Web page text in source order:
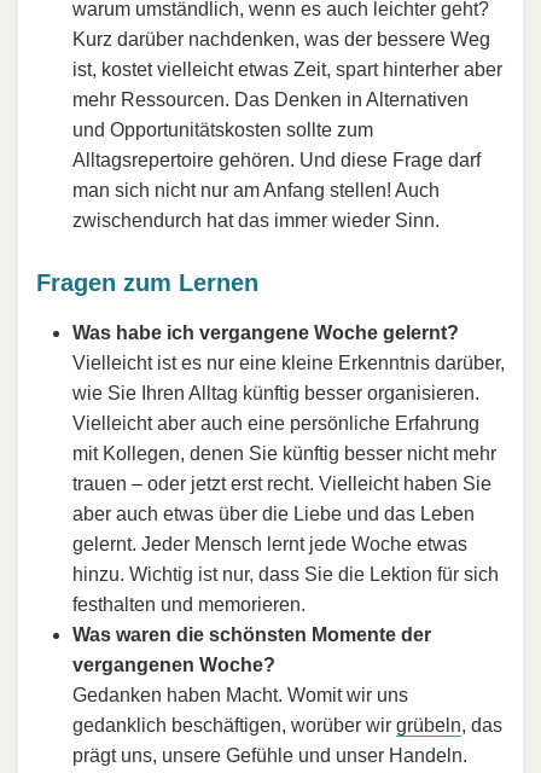
warum umständlich, wenn es auch leichter geht?
Kurz darüber nachdenken, was der bessere Weg
ist, kostet vielleicht etwas Zeit, spart hinterher aber
mehr Ressourcen. Das Denken in Alternativen
und Opportunitätskosten sollte zum
Alltagsrepertoire gehören. Und diese Frage darf
man sich nicht nur am Anfang stellen! Auch
zwischendurch hat das immer wieder Sinn.
Fragen zum Lernen
Was habe ich vergangene Woche gelernt?
Vielleicht ist es nur eine kleine Erkenntnis darüber,
wie Sie Ihren Alltag künftig besser organisieren.
Vielleicht aber auch eine persönliche Erfahrung
mit Kollegen, denen Sie künftig besser nicht mehr
trauen – oder jetzt erst recht. Vielleicht haben Sie
aber auch etwas über die Liebe und das Leben
gelernt. Jeder Mensch lernt jede Woche etwas
hinzu. Wichtig ist nur, dass Sie die Lektion für sich
festhalten und memorieren.
Was waren die schönsten Momente der
vergangenen Woche?
Gedanken haben Macht. Womit wir uns
gedanklich beschäftigen, worüber wir grübeln, das
prägt uns, unsere Gefühle und unser Handeln.